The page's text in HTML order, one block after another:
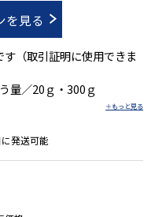
を見る
（取引証明に使用できま
量／20ｇ・300ｇ
発送可能